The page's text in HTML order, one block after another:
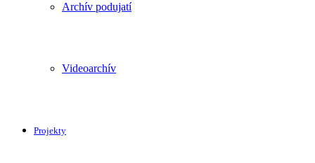
Archív podujatí
Videoarchív
Projekty